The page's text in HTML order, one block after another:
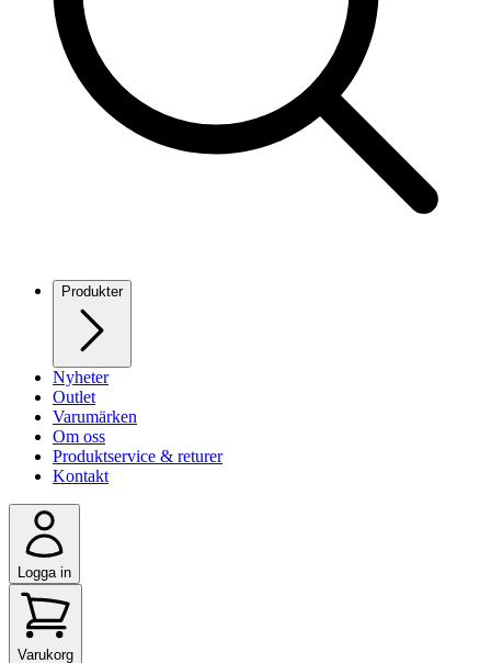
Produkter
Nyheter
Outlet
Varumärken
Om oss
Produktservice & returer
Kontakt
Logga in
Varukorg